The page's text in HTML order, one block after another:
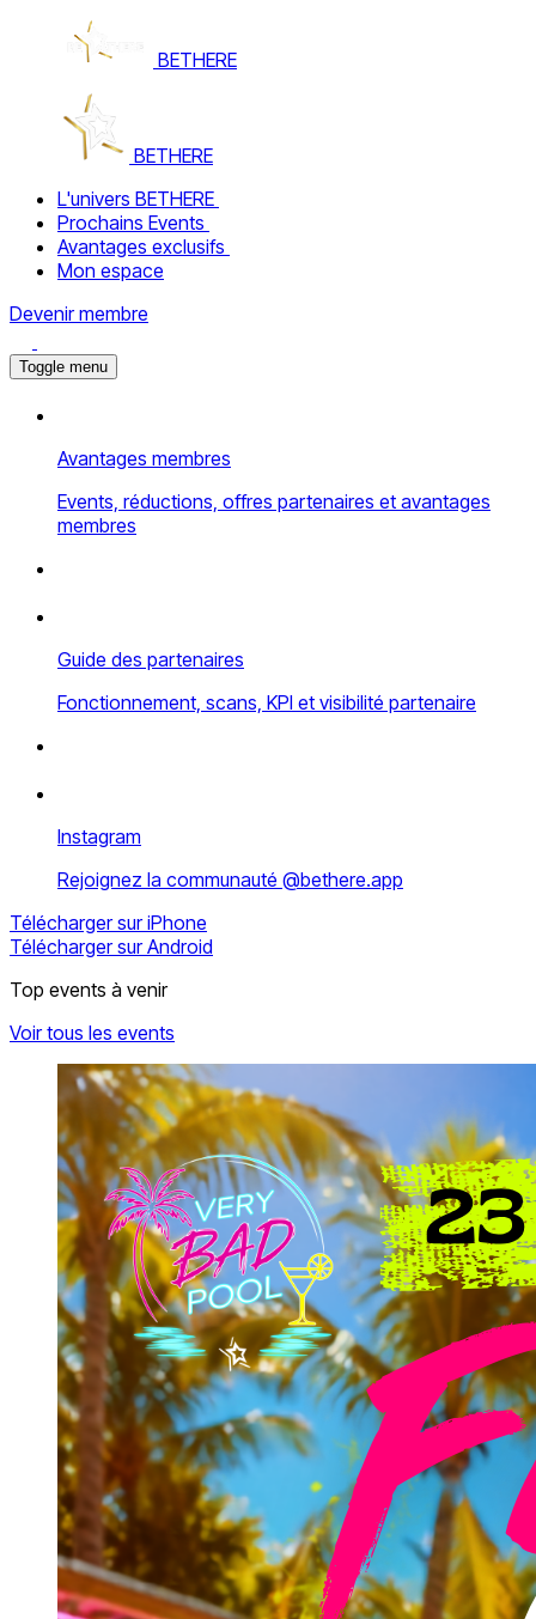
BETHERE
BETHERE
L'univers BETHERE
Prochains Events
Avantages exclusifs
Mon espace
Devenir membre
Toggle menu
Avantages membres
Events, réductions, offres partenaires et avantages
membres
Guide des partenaires
Fonctionnement, scans, KPI et visibilité partenaire
Instagram
Rejoignez la communauté @bethere.app
Télécharger sur iPhone
Télécharger sur Android
Top events à venir
Voir tous les events